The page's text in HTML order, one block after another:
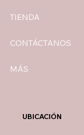
TIENDA
CONTÁCTANOS
MÁS
UBICACIÓN